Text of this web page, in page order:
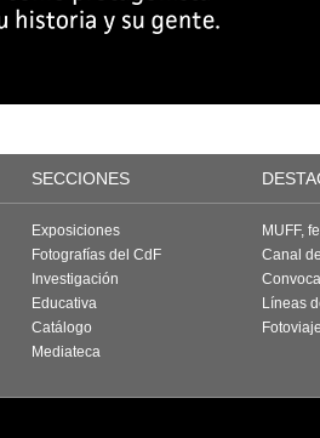
SECCIONES
Exposiciones
Fotografías del CdF
Investigación
Educativa
Catálogo
Mediateca
MUFF,
Canal
Líneas